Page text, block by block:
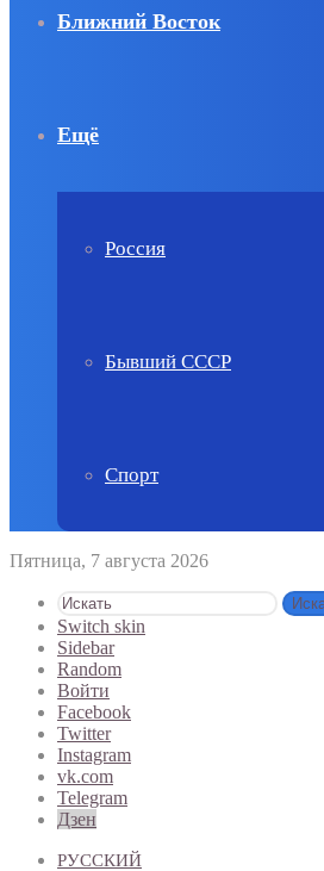
Ближний Восток
Ещё
Россия
Бывший СССР
Спорт
Пятница, 7 августа 2026
Switch skin
Sidebar
Random
Войти
Facebook
Twitter
Instagram
vk.com
Telegram
Дзен
РУССКИЙ